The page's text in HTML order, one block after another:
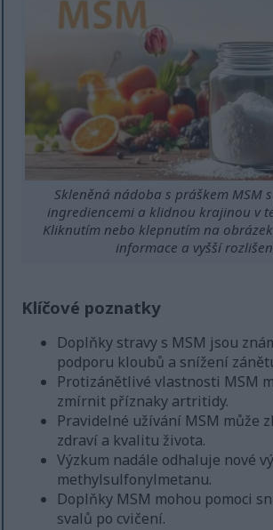
Skleněná nádoba s práškem MSM
ingrediencemi a klidnou krajinou v
Kliknutím nebo klepnutím na
informace a vyšší
Klíčové poznatky
Doplňky stravy s MSM jsou
podporu kloubů a snížení
Protizánětlivé vlastnosti MSM
zmírnit příznaky artritidy.
Pravidelné užívání MSM může
zdraví a kvalitu života.
Výzkum nadále odhaluje nové
methylsulfonylmetanu.
Doplňky MSM mohou pomoci
svalů po cvičení.